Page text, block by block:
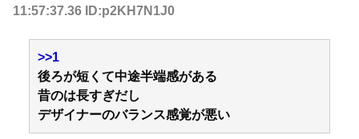
11:57:37.36 ID:p2KH7N1J0
>>1
後ろが短くて中途半端感がある
昔のは長すぎだし
デザイナーのバランス感覚が悪い